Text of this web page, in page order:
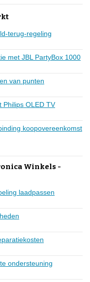
terug-regeling
met JBL PartyBox 1000
van punten
Philips OLED TV
koopovereenkomst
Winkels -
laadpassen
ondersteuning